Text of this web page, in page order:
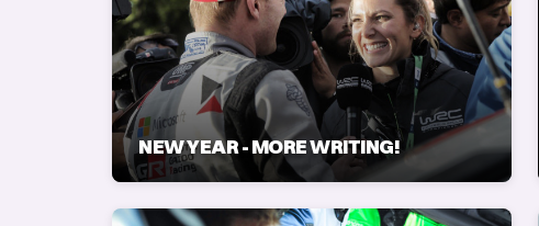
NEW YEAR - MORE WRITING!